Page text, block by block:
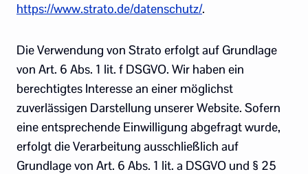
https://www.strato.de/datenschutz/.
Die Verwendung von Strato erfolgt auf Grundlage
von Art. 6 Abs. 1 lit. f DSGVO. Wir haben ein
berechtigtes Interesse an einer möglichst
zuverlässigen Darstellung unserer Website. Sofern
eine entsprechende Einwilligung abgefragt wurde,
erfolgt die Verarbeitung ausschließlich auf
Grundlage von Art. 6 Abs. 1 lit. a DSGVO und § 25